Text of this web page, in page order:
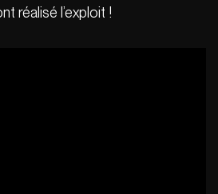
réalisé l’exploit !